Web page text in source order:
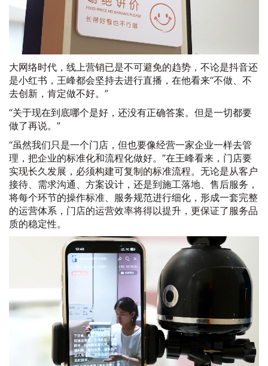
大网络时代，线上营销已是不可避免的趋势，不论是抖音还
是小红书，王峰都会坚持去进行直播，在他看来“不做、不
去创新，肯定做不好。”
“关于现在到底哪个是好，还没有正确答案。但是一切都要
做了再说。”
“虽然我们只是一个门店，但也要像经营一家企业一样去管
理，把企业的标准化和流程化做好。”在王峰看来，门店要
实现长久发展，必须构建可复制的标准流程。无论是从客户
接待、需求沟通、方案设计，还是到施工落地、售后服务，
将每个环节的操作标准、服务规范进行细化，形成一套完整
的运营体系，门店的运营效率将得以提升，更保证了服务品
质的稳定性。